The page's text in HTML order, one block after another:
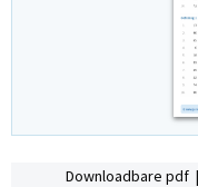
Downloadbare pdf